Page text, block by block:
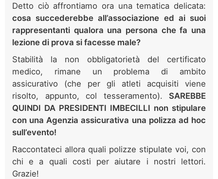
Detto ciò affrontiamo ora una tematica delicata:
cosa succederebbe all’associazione ed ai suoi
rappresentanti qualora una persona che fa una
lezione di prova si facesse male?
Stabilità la non obbligatorietà del certificato
medico, rimane un problema di ambito
assicurativo (che per gli atleti acquisiti viene
risolto, appunto, col tesseramento). SAREBBE
QUINDI DA PRESIDENTI IMBECILLI non stipulare
con una Agenzia assicurativa una polizza ad hoc
sull’evento!
Raccontateci allora quali polizze stipulate voi, con
chi e a quali costi per aiutare i nostri lettori.
Grazie!